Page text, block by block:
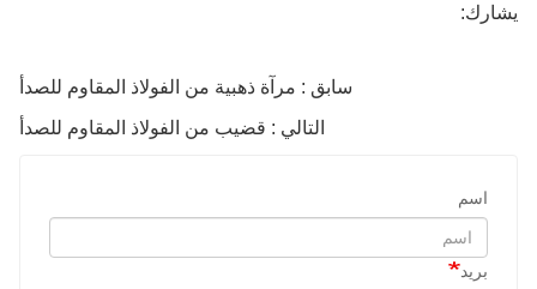
يشارك:
سابق : مرآة ذهبية من الفولاذ المقاوم للصدأ
التالي : قضيب من الفولاذ المقاوم للصدأ
اسم
بريد